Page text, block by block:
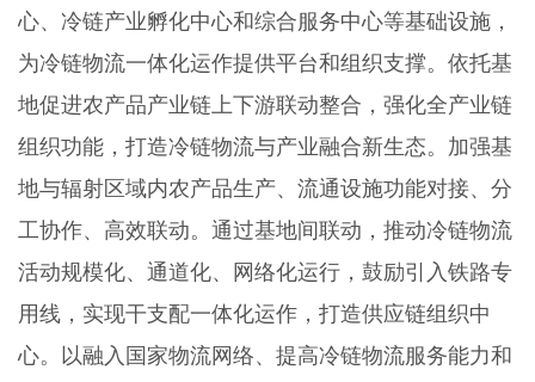
心、冷链产业孵化中心和综合服务中心等基础设施，
为冷链物流一体化运作提供平台和组织支撑。依托基
地促进农产品产业链上下游联动整合，强化全产业链
组织功能，打造冷链物流与产业融合新生态。加强基
地与辐射区域内农产品生产、流通设施功能对接、分
工协作、高效联动。通过基地间联动，推动冷链物流
活动规模化、通道化、网络化运行，鼓励引入铁路专
用线，实现干支配一体化运作，打造供应链组织中
心。以融入国家物流网络、提高冷链物流服务能力和